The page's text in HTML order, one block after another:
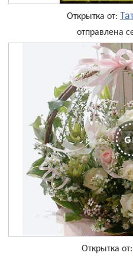
Открытка от:
отправлена
Открытка от: